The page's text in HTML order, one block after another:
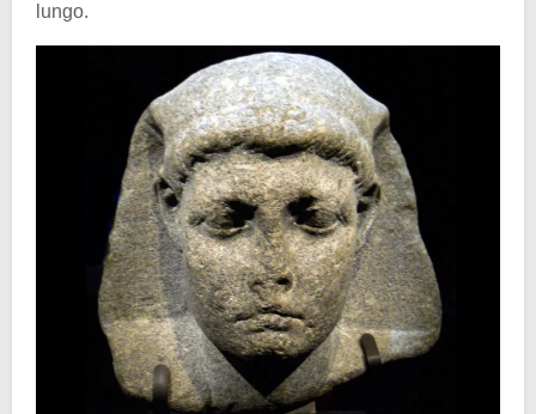
lungo.